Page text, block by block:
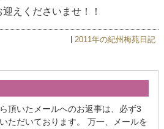
えくださいませ！！
2011年の紀州梅苑日記
頂いたメールへのお返事は、必ず3
ただいております。 万一、メールを